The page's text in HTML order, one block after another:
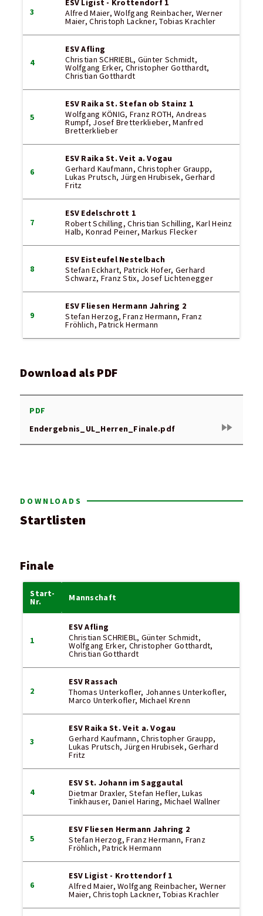
3
ESV Ligist - Krottendorf 1
Alfred Maier, Wolfgang Reinbacher, Werner
Maier, Christoph Lackner, Tobias Krachler
4
ESV Afling
Christian SCHRIEBL, Günter Schmidt,
Wolfgang Erker, Christopher Gotthardt,
Christian Gotthardt
5
ESV Raika St. Stefan ob Stainz 1
Wolfgang KÖNIG, Franz ROTH, Andreas
Rumpf, Josef Bretterklieber, Manfred
Bretterklieber
6
ESV Raika St. Veit a. Vogau
Gerhard Kaufmann, Christopher Graupp,
Lukas Prutsch, Jürgen Hrubisek, Gerhard
Fritz
7
ESV Edelschrott 1
Robert Schilling, Christian Schilling, Karl Heinz
Halb, Konrad Peiner, Markus Flecker
8
ESV Eisteufel Nestelbach
Stefan Eckhart, Patrick Hofer, Gerhard
Schwarz, Franz Stix, Josef Lichtenegger
9
ESV Fliesen Hermann Jahring 2
Stefan Herzog, Franz Hermann, Franz
Fröhlich, Patrick Hermann
Download als PDF
PDF
Endergebnis_UL_Herren_Finale.pdf
fast_forward
DOWNLOADS
Startlisten
Finale
Start-
Nr. Mannschaft
1
ESV Afling
Christian SCHRIEBL, Günter Schmidt,
Wolfgang Erker, Christopher Gotthardt,
Christian Gotthardt
2
ESV Rassach
Thomas Unterkofler, Johannes Unterkofler,
Marco Unterkofler, Michael Krenn
3
ESV Raika St. Veit a. Vogau
Gerhard Kaufmann, Christopher Graupp,
Lukas Prutsch, Jürgen Hrubisek, Gerhard
Fritz
4
ESV St. Johann im Saggautal
Dietmar Draxler, Stefan Hefler, Lukas
Tinkhauser, Daniel Haring, Michael Wallner
5
ESV Fliesen Hermann Jahring 2
Stefan Herzog, Franz Hermann, Franz
Fröhlich, Patrick Hermann
6
ESV Ligist - Krottendorf 1
Alfred Maier, Wolfgang Reinbacher, Werner
Maier, Christoph Lackner, Tobias Krachler